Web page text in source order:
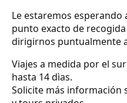
Le estaremos esperando
punto exacto de
dirigirnos puntualmente
Viajes a medida por el
hasta 14 dìas.
Solicite más información